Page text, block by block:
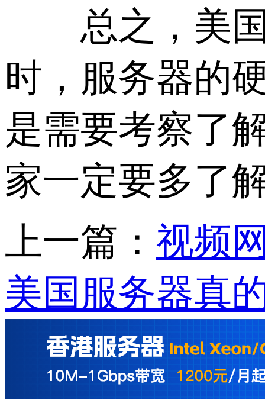
总之，美国
时，服务器的
是需要考察了
家一定要多了
上一篇： 视频
美国服务器真